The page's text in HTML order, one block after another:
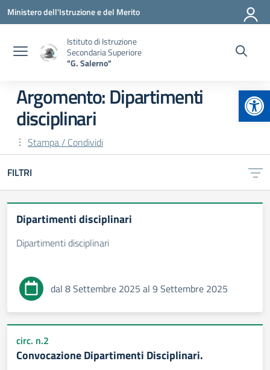
Vai ai contenuti
Vai al menu di navigazione
Vai al footer
Ministero dell'Istruzione e del Merito
Istituto di Istruzione
Secondaria Superiore
"G. Salerno"
Argomento: Dipartimenti
disciplinari
Stampa / Condividi
FILTRI
Dipartimenti disciplinari
Dipartimenti disciplinari
dal 8 Settembre 2025 al 9 Settembre 2025
circ. n.2
Convocazione Dipartimenti Disciplinari.